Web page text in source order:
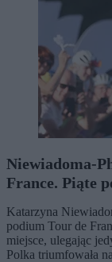
Niewiadoma-
France. Piąte
Katarzyna
podium Tour de
miejsce, ulegając
Polka triumfowała